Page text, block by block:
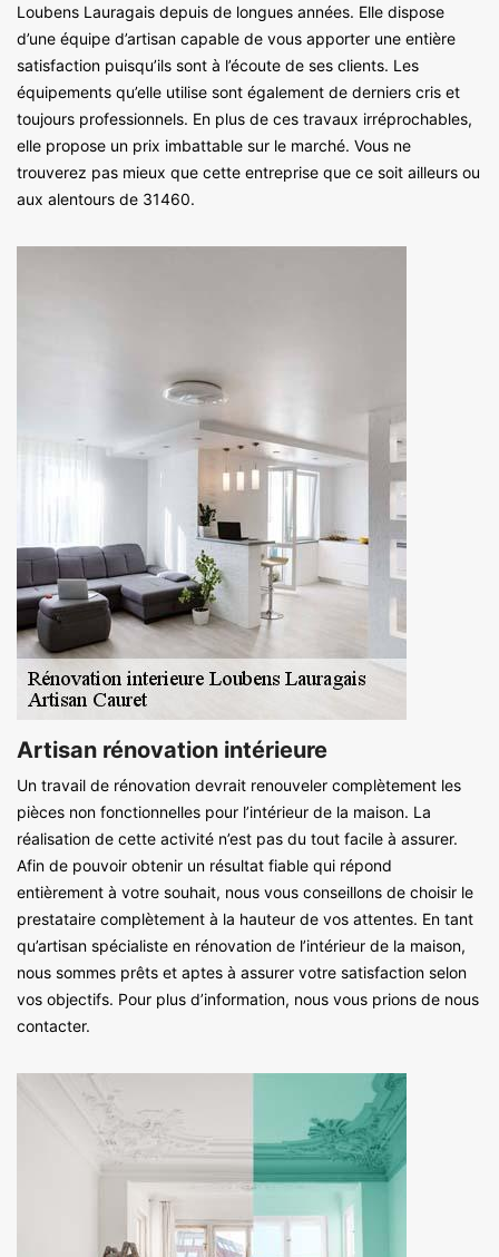
Loubens Lauragais depuis de longues années. Elle dispose
d’une équipe d’artisan capable de vous apporter une entière
satisfaction puisqu’ils sont à l’écoute de ses clients. Les
équipements qu’elle utilise sont également de derniers cris et
toujours professionnels. En plus de ces travaux irréprochables,
elle propose un prix imbattable sur le marché. Vous ne
trouverez pas mieux que cette entreprise que ce soit ailleurs ou
aux alentours de 31460.
Artisan rénovation intérieure
Un travail de rénovation devrait renouveler complètement les
pièces non fonctionnelles pour l’intérieur de la maison. La
réalisation de cette activité n’est pas du tout facile à assurer.
Afin de pouvoir obtenir un résultat fiable qui répond
entièrement à votre souhait, nous vous conseillons de choisir le
prestataire complètement à la hauteur de vos attentes. En tant
qu’artisan spécialiste en rénovation de l’intérieur de la maison,
nous sommes prêts et aptes à assurer votre satisfaction selon
vos objectifs. Pour plus d’information, nous vous prions de nous
contacter.